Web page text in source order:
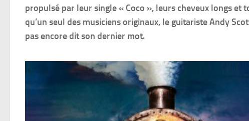
propulsé par leur single « Coco », leurs cheveux longs et
qu’un seul des musiciens originaux, le guitariste Andy
pas encore dit son dernier mot.